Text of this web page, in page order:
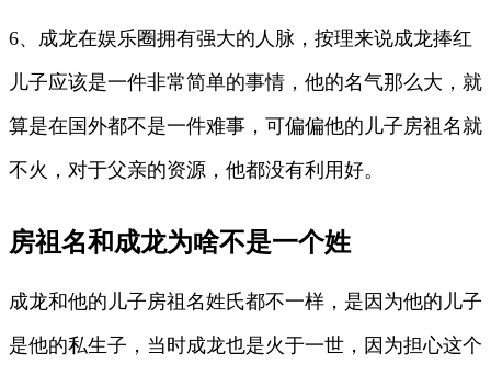
6、成龙在娱乐圈拥有强大的人脉，按理来说成龙捧红
儿子应该是一件非常简单的事情，他的名气那么大，就
算是在国外都不是一件难事，可偏偏他的儿子房祖名就
不火，对于父亲的资源，他都没有利用好。
房祖名和成龙为啥不是一个姓
成龙和他的儿子房祖名姓氏都不一样，是因为他的儿子
是他的私生子，当时成龙也是火于一世，因为担心这个